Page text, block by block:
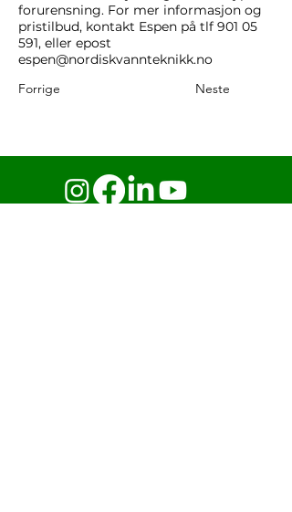
forurensning. For mer informasjon og
pristilbud, kontakt Espen på tlf 901 05
591, eller epost
espen@nordiskvannteknikk.no
Forrige
Neste